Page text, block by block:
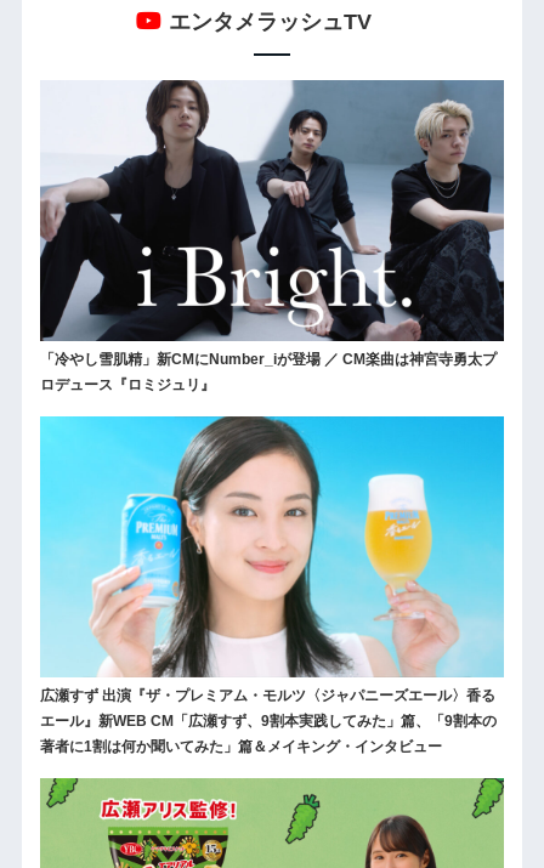
エンタメラッシュTV
「冷やし雪肌精」新CMにNumber_iが登場 ／ CM楽曲は神宮寺勇太プ
ロデュース『ロミジュリ』
広瀬すず 出演『ザ・プレミアム・モルツ〈ジャパニーズエール〉香る
エール』新WEB CM「広瀬すず、9割本実践してみた」篇、「9割本の
著者に1割は何か聞いてみた」篇＆メイキング・インタビュー